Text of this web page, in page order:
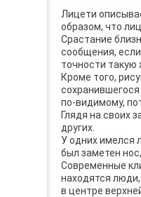
Лицети
образом, что
Сра­стание
сообщения,
точности такую
Кроме того,
по-видимому,
Глядя на своих
других.
У одних имелся
был заметен
Современные
находятся
в центре